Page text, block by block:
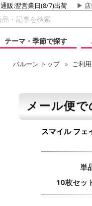
通販:翌営業日(8/7)出荷
テーマ・季節で探す
バルーン トップ ご利
メール便
スマイル フェ
単
10枚セッ